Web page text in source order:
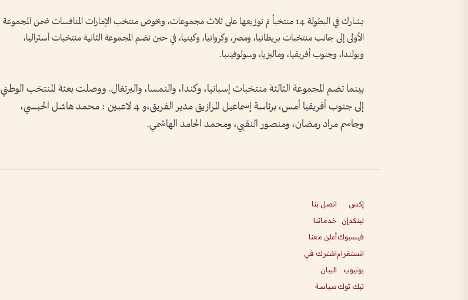
يشارك في البطولة 14 منتخباً تم توزيعها على ثلاث مجموعات، ويخوض منتخب الإمارات المنافسات ضمن المجموعة
الأولى إلى جانب منتخبات بريطانيا، ومصر، وكرواتيا، وكينيا، في حين تضم المجموعة الثانية منتخبات أستراليا،
وبولندا، وجنوب أفريقيا، وماليزيا، وسولوفينيا.
بينما تضم المجموعة الثالثة منتخبات إسبانيا، وكندا، والنمسا، والبرتغال. ووصلت بعثة المنتخب الوطني
إلى جنوب أفريقيا أمس، برئاسة إسماعيل المرازيق مدير الفريق،و 4 لاعبين : محمد هاشل الحبسي،
وجاسم مراد رمضان، ومنصور النقبي، ومحمد الحامد الهاشمي.
إكس
لينكدإن
فيسبوك
انستغرام
يوتيوب
تيك توك
اتصل بنا
خدماتنا
أعلن معنا
اشترك في
البيان
سياسة